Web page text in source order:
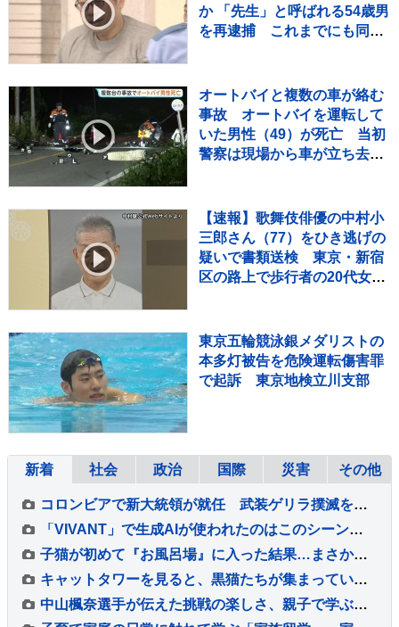
か 「先生」と呼ばれる54歳男
を再逮捕 これまでにも同様
オートバイと複数の車が絡む
事故 オートバイを運転して
いた男性（49）が死亡 当初
警察は現場から車が立ち去っ
【速報】歌舞伎俳優の中村小
三郎さん（77）をひき逃げの
疑いで書類送検 東京・新宿
区の路上で歩行者の20代女性
東京五輪競泳銀メダリストの
本多灯被告を危険運転傷害罪
で起訴 東京地検立川支部
新着 社会 政治 国際 災害 その他
コロンビアで新大統領が就任 武装ゲリラ撲滅を誓う
「VIVANT」で生成AIが使われたのはこのシーンだ！～TBSドラマ初の本格利用～【調査情報デジタル】
子猫が初めて『お風呂場』に入った結果…まさかの『可愛すぎる展開』が45万再生「兄猫たちがたまらんｗ」「見守り隊が増えて笑った」
キャットタワーを見ると、黒猫たちが集まっていて…まるで雑誌の表紙のような『素敵すぎる瞬間』に２万いいね「圧巻」「かわいすぎる影分身」
中山楓奈選手が伝えた挑戦の楽しさ、親子で学ぶスケートボードと正しいキズケアの大切さ